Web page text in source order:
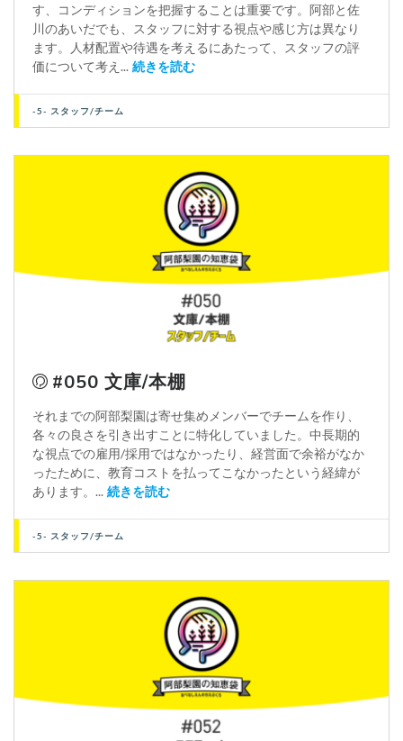
す、コンディションを把握することは重要です。阿部と佐
川のあいだでも、スタッフに対する視点や感じ方は異なり
ます。人材配置や待遇を考えるにあたって、スタッフの評
価について考え... 続きを読む
-5- スタッフ/チーム
#050 文庫/本棚
それまでの阿部梨園は寄せ集めメンバーでチームを作り、
各々の良さを引き出すことに特化していました。中長期的
な視点での雇用/採用ではなかったり、経営面で余裕がなか
ったために、教育コストを払ってこなかったという経緯が
あります。... 続きを読む
-5- スタッフ/チーム